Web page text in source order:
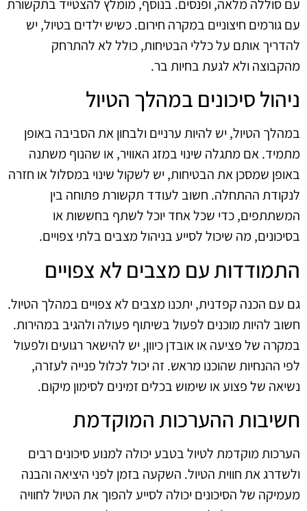
עם סוללה מלאה, ופנסים. בנוסף, מומלץ להצטייד בתקשורת
עם גורמים חיצוניים במקרה חירום. כשיש ילדים בטיול, יש
להדריך אותם על כללי הבטיחות, כולל לא להתרחק
מהקבוצה ולא לגעת בחיות בר.
ניהול סיכונים במהלך הטיול
במהלך הטיול, יש להיות ערניים ולבחון את הסביבה באופן
מתמיד. אם מתגלה שינוי במזג האוויר, או שהנוף משתנה
באופן שמסכן את הבטיחות, יש לשקול שינוי במסלול או חזרה
לנקודת ההתחלה. חשוב לעודד תקשורת פתוחה בין
המשתתפים, כדי שכל אחד יוכל לשתף בחששות או
בסיכונים, מה שיכול לסייע בניהול מצבים בלתי צפויים.
התמודדות עם מצבים לא צפויים
גם עם הכנה קפדנית, יתכנו מצבים לא צפויים במהלך הטיול.
חשוב להיות מוכנים לפעול בשיתוף פעולה ולהגיב במהירות.
במקרה של פציעה או אובדן כיוון, יש להישאר רגועים ולפעול
לפי ההנחיות שהוכנו מראש. זה יכול לכלול פנייה לעזרה,
נשיאה של פצוע או שימוש בכלים זמינים לסימון מיקום.
חשיבות ההערכות המוקדמת
הערכות מוקדמת לטיול בטבע יכולה למנוע סיכונים רבים
ולשדרג את חווית הטיול. השקעה בזמן לפני היציאה והבנה
מעמיקה של הסיכונים יכולה לסייע להפוך את הטיול לחוויה